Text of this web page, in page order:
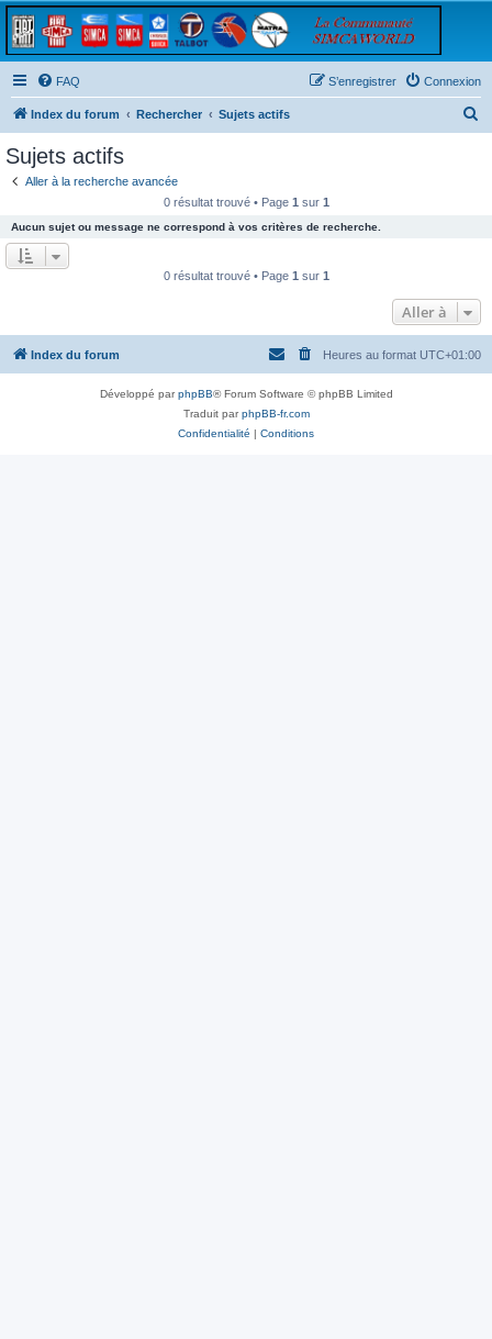
FAQ Connexion
S’enregistrer
Index du forum Rechercher Sujets actifs
e
r
Sujets actifs
Aller à la recherche avancée
0 résultat trouvé • Page 1 sur 1
Aucun sujet ou message ne correspond à vos critères de recherche.
0 résultat trouvé • Page 1 sur 1
Aller à
Index du forum Heures au format UTC+01:00
Développé parphpBB® Forum Software © phpBB Limited
Traduit parphpBB-fr.com
Confidentialité | Conditions